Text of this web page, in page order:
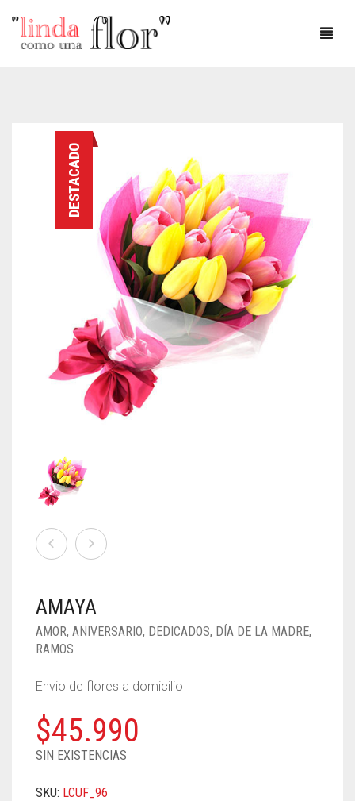
DÍA DE LA MADRE
ANIVERSARIO
DESAYUNOS Y ONCES
PARA EL
CART
DESTACADO
AMAYA
AMOR, ANIVERSARIO, DEDICADOS, DÍA DE LA MADRE,
RAMOS
Envio de flores a domicilio
$45.990
SIN EXISTENCIAS
SKU: LCUF_96